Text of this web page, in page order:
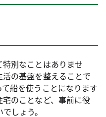
別なことはありませ
の基盤を整えることで
船を使うことになります
のことなど、事前に役
しょう。